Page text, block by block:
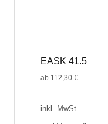
EASK 41.5
ab 112,30 €
inkl. MwSt.